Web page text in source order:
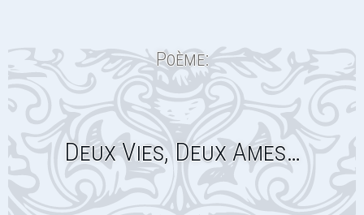
Poème:
Deux Vies, Deux Ames…